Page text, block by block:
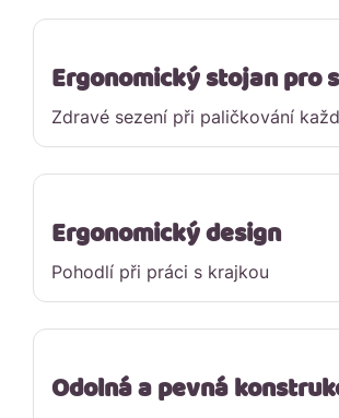
Ergonomický stojan pro
Zdravé sezení při paličkování
Ergonomický design
Pohodlí při práci s krajkou
Odolná a pevná